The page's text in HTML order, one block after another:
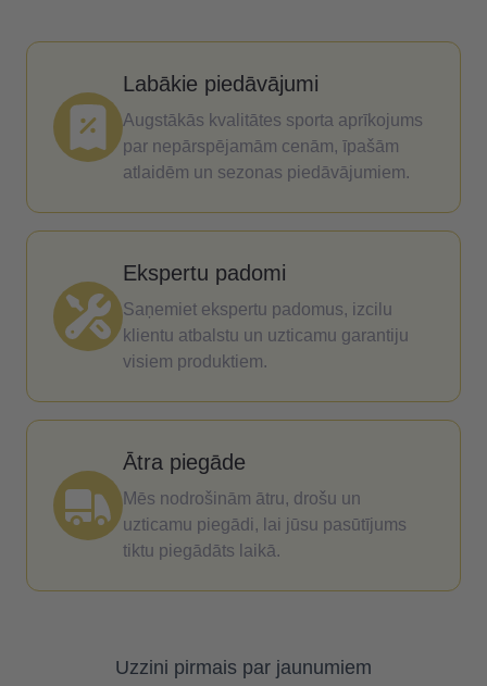
Labākie piedāvājumi
Augstākās kvalitātes sporta aprīkojums
par nepārspējamām cenām, īpašām
atlaidēm un sezonas piedāvājumiem.
Ekspertu padomi
Saņemiet ekspertu padomus, izcilu
klientu atbalstu un uzticamu garantiju
visiem produktiem.
Ātra piegāde
Mēs nodrošinām ātru, drošu un
uzticamu piegādi, lai jūsu pasūtījums
tiktu piegādāts laikā.
Uzzini pirmais par jaunumiem